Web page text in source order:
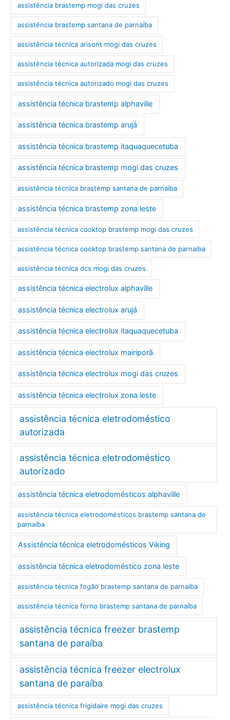
assistência brastemp mogi das cruzes
assistência brastemp santana de parnaíba
assistência técnica arisont mogi das cruzes
assistência técnica autorizada mogi das cruzes
assistência técnica autorizado mogi das cruzes
assistência técnica brastemp alphaville
assistência técnica brastemp arujá
assistência técnica brastemp itaquaquecetuba
assistência técnica brastemp mogi das cruzes
assistência técnica brastemp santana de parnaíba
assistência técnica brastemp zona leste
assistência técnica cooktop brastemp mogi das cruzes
assistência técnica cooktop brastemp santana de parnaíba
assistência técnica dcs mogi das cruzes
assistência técnica electrolux alphaville
assistência técnica electrolux arujá
assistência técnica electrolux itaquaquecetuba
assistência técnica electrolux mairiporã
assistência técnica electrolux mogi das cruzes
assistência técnica electrolux zona leste
assistência técnica eletrodoméstico
autorizada
assistência técnica eletrodoméstico
autorizado
assistência técnica eletrodomésticos alphaville
assistência técnica eletrodomésticos brastemp santana de
parnaíba
Assistência técnica eletrodomésticos Viking
assistência técnica eletrodoméstico zona leste
assistência técnica fogão brastemp santana de parnaíba
assistência técnica forno brastemp santana de parnaíba
assistência técnica freezer brastemp
santana de paraíba
assistência técnica freezer electrolux
santana de paraíba
assistência técnica frigidaire mogi das cruzes